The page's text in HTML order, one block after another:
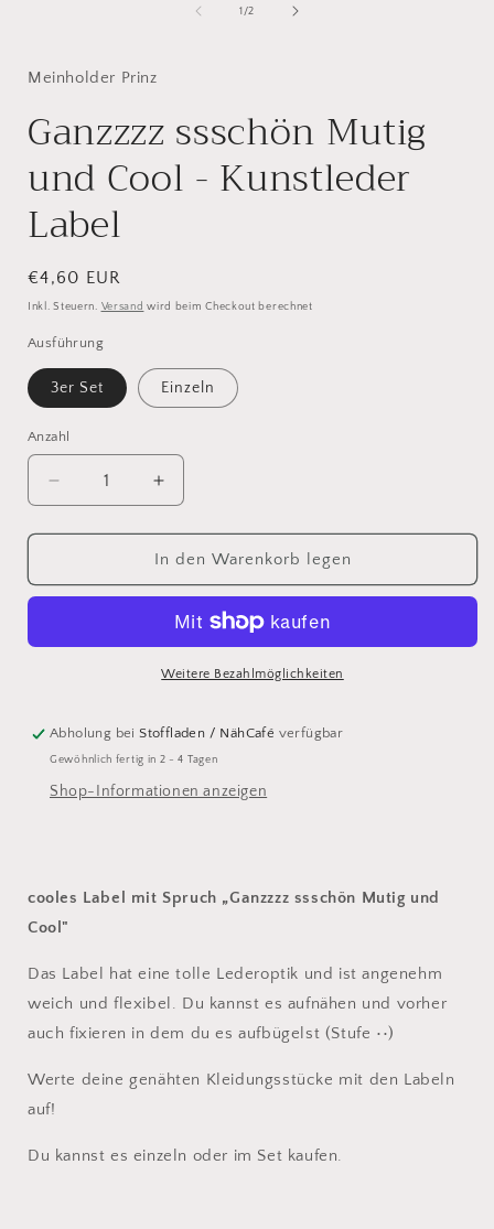
1 /von
2
Meinholder Prinz
Ganzzzz ssschön Mutig
und Cool - Kunstleder
Label
Normaler
Preis
€4,60 EUR
Inkl. Steuern. Versand wird beim Checkout berechnet
Ausführung
3er Set Einzeln
Anzahl
Verringere
die
Menge
Ganzzzz
und
Label
Erhöhe
die
Menge
für
Ganzzzz
ssschön
Mutig
und
Cool
Kunstleder
Label
In den Warenkorb legen
Weitere Bezahlmöglichkeiten
Abholung beiStoffladen / NähCafé verfügbar
Gewöhnlich fertig in 2 - 4 Tagen
Shop-Informationen anzeigen
cooles Label mit Spruch „Ganzzzz ssschön Mutig und
Cool"
Das Label hat eine tolle Lederoptik und ist angenehm
weich und flexibel. Du kannst es aufnähen und vorher
auch fixieren in dem du es aufbügelst (Stufe ••)
Werte deine genähten Kleidungsstücke mit den Labeln
auf!
Du kannst es einzeln oder im Set kaufen.